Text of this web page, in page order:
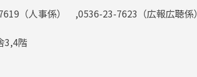
（人事係） ,0536-23-7623（広報広聴係）
3,4階